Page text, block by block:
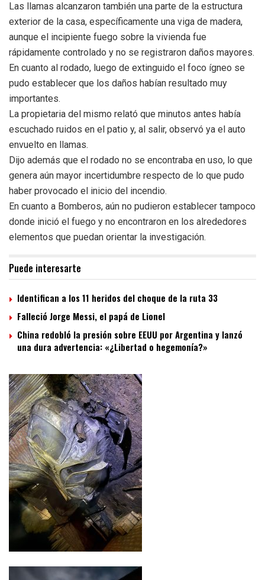
Las llamas alcanzaron también una parte de la estructura
exterior de la casa, específicamente una viga de madera,
aunque el incipiente fuego sobre la vivienda fue
rápidamente controlado y no se registraron daños mayores.
En cuanto al rodado, luego de extinguido el foco ígneo se
pudo establecer que los daños habían resultado muy
importantes.
La propietaria del mismo relató que minutos antes había
escuchado ruidos en el patio y, al salir, observó ya el auto
envuelto en llamas.
Dijo además que el rodado no se encontraba en uso, lo que
genera aún mayor incertidumbre respecto de lo que pudo
haber provocado el inicio del incendio.
En cuanto a Bomberos, aún no pudieron establecer tampoco
donde inició el fuego y no encontraron en los alrededores
elementos que puedan orientar la investigación.
Puede interesarte
Identifican a los 11 heridos del choque de la ruta 33
Falleció Jorge Messi, el papá de Lionel
China redobló la presión sobre EEUU por Argentina y lanzó
una dura advertencia: «¿Libertad o hegemonía?»